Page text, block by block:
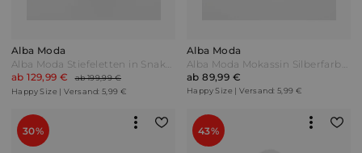
Alba Moda
Alba Moda Stiefeletten in Snake-Optik Braun/Weiß
ab 129,99 €
ab 199,99 €
Happy Size | Versand: 5,99 €
Alba Moda
Alba Moda Mokassin Silberfarben/Beige
ab 89,99 €
Happy Size | Versand: 5,99 €
30% 43%